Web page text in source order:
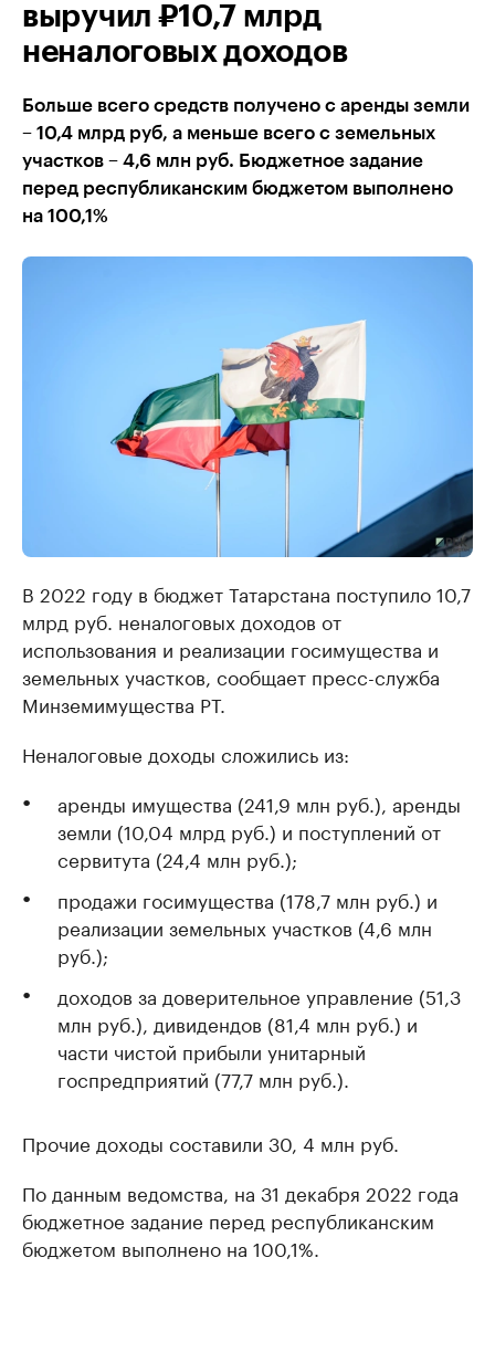
выручил ₽10,7 млрд
неналоговых доходов
Больше всего средств получено с аренды земли
– 10,4 млрд руб, а меньше всего с земельных
участков – 4,6 млн руб. Бюджетное задание
перед республиканским бюджетом выполнено
на 100,1%
В 2022 году в бюджет Татарстана поступило 10,7
млрд руб. неналоговых доходов от
использования и реализации госимущества и
земельных участков, сообщает пресс-служба
Минземимущества РТ.
Неналоговые доходы сложились из:
аренды имущества (241,9 млн руб.), аренды
земли (10,04 млрд руб.) и поступлений от
сервитута (24,4 млн руб.);
продажи госимущества (178,7 млн руб.) и
реализации земельных участков (4,6 млн
руб.);
доходов за доверительное управление (51,3
млн руб.), дивидендов (81,4 млн руб.) и
части чистой прибыли унитарный
госпредприятий (77,7 млн руб.).
Прочие доходы составили 30, 4 млн руб.
По данным ведомства, на 31 декабря 2022 года
бюджетное задание перед республиканским
бюджетом выполнено на 100,1%.